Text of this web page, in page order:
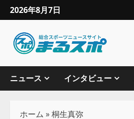
2026年8月7日
ニュース インタビュー
ホーム »桐生真弥